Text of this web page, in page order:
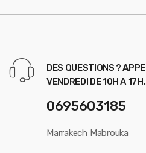
DES QUESTIONS ?
VENDREDI DE 10H A 17H.
0695603185
Marrakech Mabrouka